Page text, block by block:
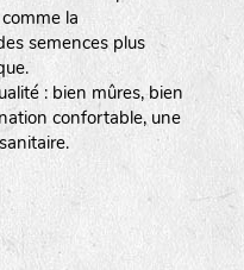
la
semences plus
: bien mûres, bien
confortable, une